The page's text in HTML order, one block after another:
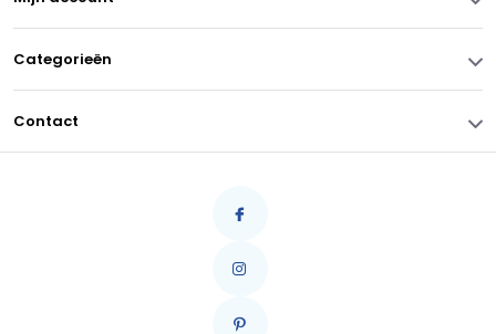
Categorieën
Contact